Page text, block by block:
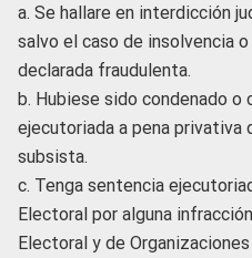
a. Se hallare en interdicción
salvo el caso de insolvencia
declarada fraudulenta.
b. Hubiese sido condenado o
ejecutoriada a pena
subsista.
c. Tenga sentencia
Electoral por alguna
Electoral y de